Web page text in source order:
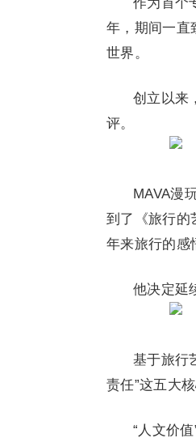
年，期间一直
世界。
创立以来
评。
MAVA漫
到了《旅行的
年来旅行的感
他决定延
基于旅行
责任”这五大
“人文价